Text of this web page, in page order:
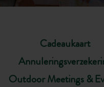
Cadeaukaart
Outdoor Meetings &